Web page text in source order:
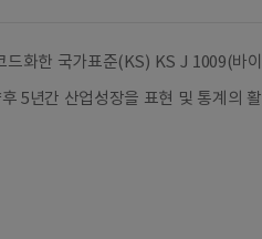
드화한 국가표준(KS) KS J 1009(
5년간 산업성장을 표현 및 통계의